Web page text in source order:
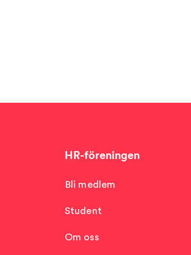
HR-föreningen
Bli medlem
Student
Om oss